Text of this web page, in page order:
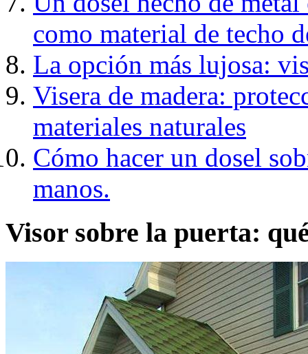
como material de techo
La opción más lujosa:
Visera de madera:
materiales naturales
Cómo hacer un dosel
manos.
Visor sobre la puerta: